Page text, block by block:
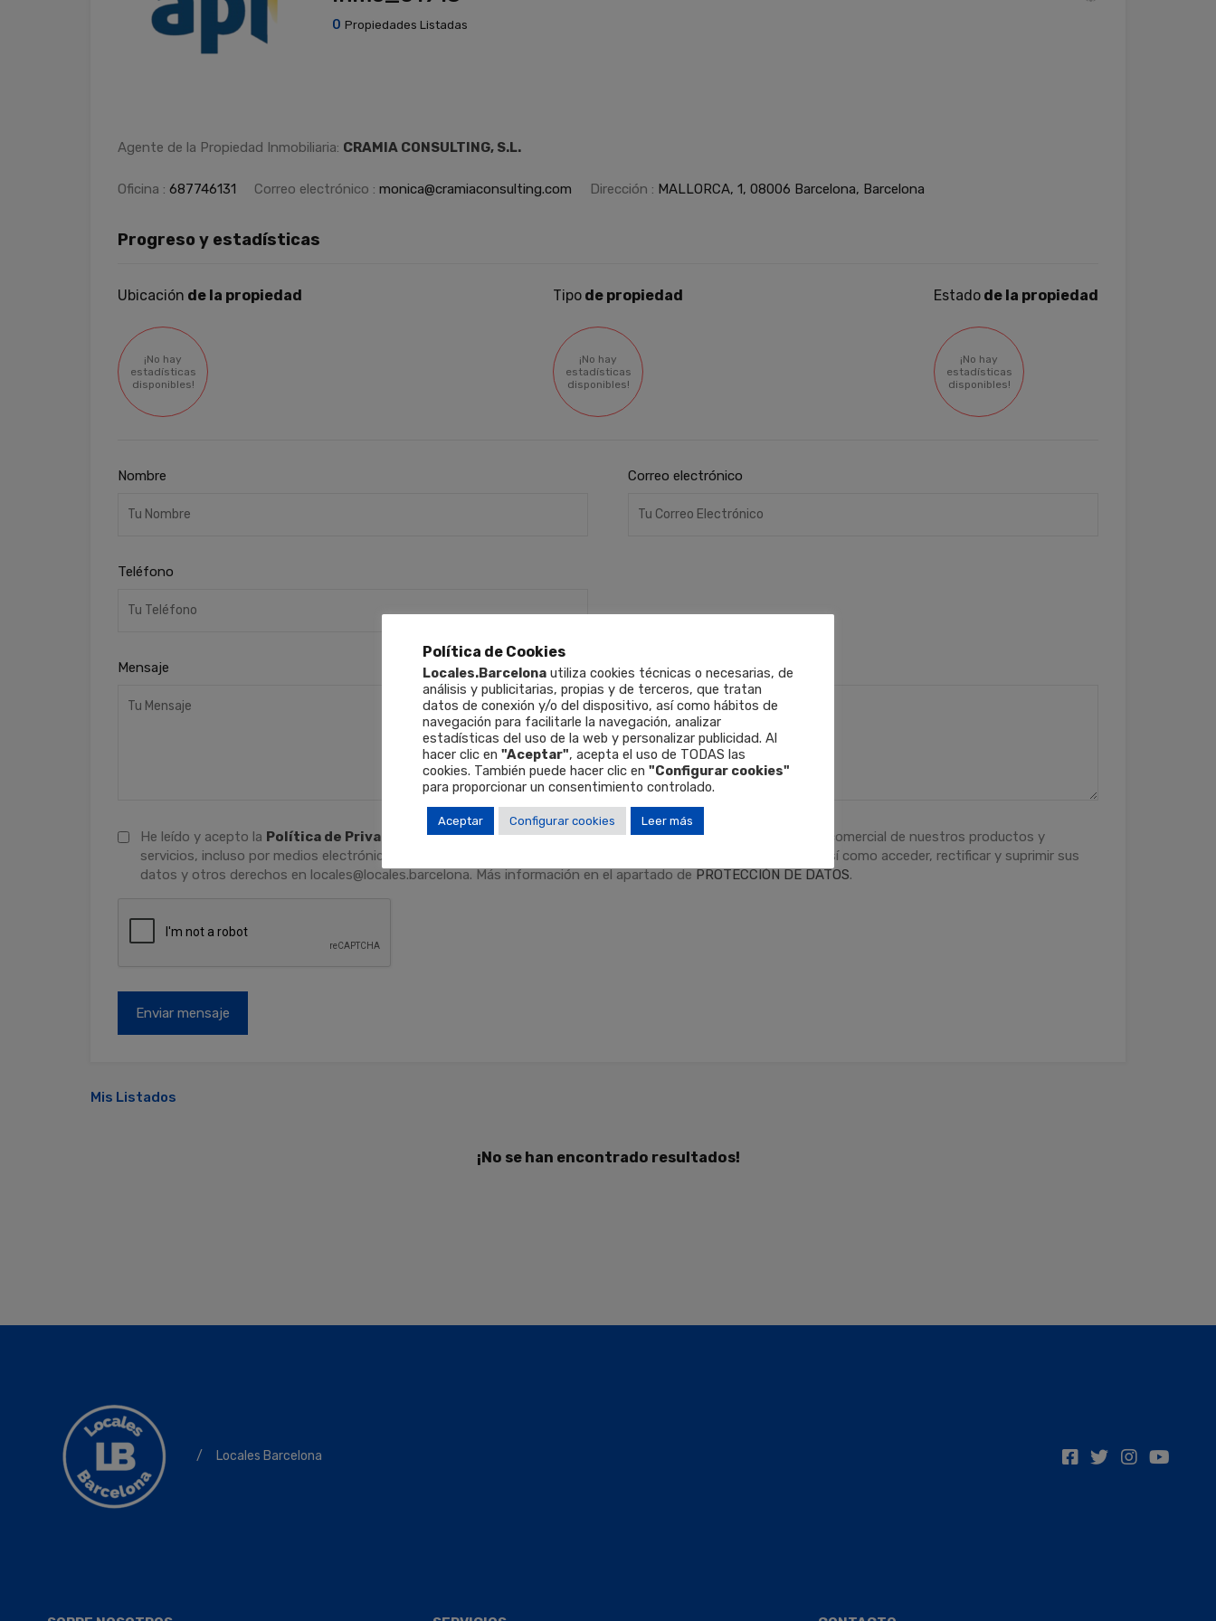
0 Propiedades Listadas
Agente de la Propiedad Inmobiliaria: CRAMIA CONSULTING, S.L.
Oficina : 687746131 Correo electrónico : monica@cramiaconsulting.com Dirección : MALLORCA, 1, 08006 Barcelona, Barcelona
Progreso y estadísticas
Ubicación de la propiedad
¡No hay
estadísticas
disponibles!
Tipo de propiedad
¡No hay
estadísticas
disponibles!
Estado de la propiedad
¡No hay
estadísticas
disponibles!
Nombre Correo electrónico
Teléfono
Mensaje
He leído y acepto la Política de Privacidad Finalidades: Responder a sus solicitudes y remitirle información comercial de nuestros productos y
servicios, incluso por medios electrónicos.
: Puede retirar su consentimiento en cualquier momento, así como acceder, rectificar y suprimir sus
datos y otros derechos en locales@locales.barcelona. Más información en el apartado de PROTECCIÓN DE DATOS.
Mis Listados
¡No se han encontrado resultados!
/ Locales Barcelona
Política de Cookies
Locales.Barcelona utiliza cookies técnicas o necesarias, de
análisis y publicitarias, propias y de terceros, que tratan
datos de conexión y/o del dispositivo, así como hábitos de
navegación para facilitarle la navegación, analizar
estadísticas del uso de la web y personalizar publicidad. Al
hacer clic en "Aceptar", acepta el uso de TODAS las
cookies. También puede hacer clic en "Configurar cookies"
para proporcionar un consentimiento controlado.
Aceptar Configurar cookies Leer más